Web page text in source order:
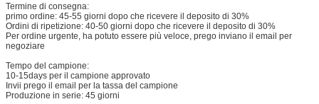
Termine di consegna:
primo ordine: 45-55 giorni dopo che ricevere il deposito di 30%
Ordini di ripetizione: 40-50 giorni dopo che ricevere il deposito di 30%
Per ordine urgente, ha potuto essere più veloce, prego inviano il email per
negoziare
Tempo del campione:
10-15days per il campione approvato
Invii prego il email per la tassa del campione
Produzione in serie: 45 giorni